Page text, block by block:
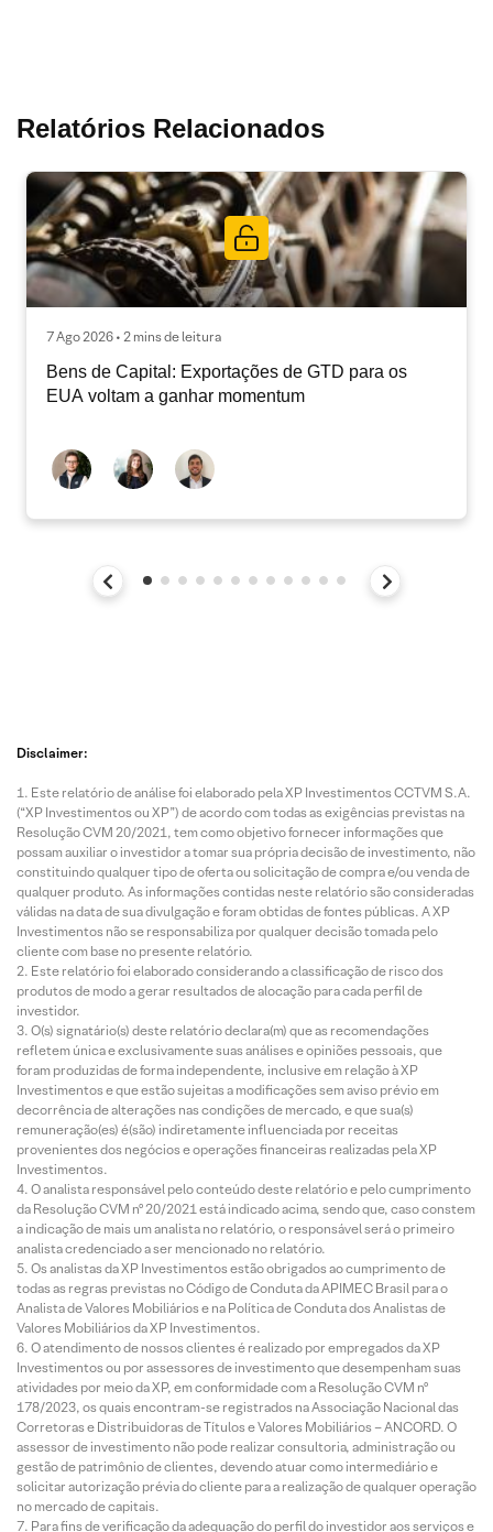
Relatórios Relacionados
7 Ago 2026 • 2 mins de leitura
Bens de Capital: Exportações de GTD para os
EUA voltam a ganhar momentum
Disclaimer:
Este relatório de análise foi elaborado pela XP Investimentos CCTVM S.A.
(“XP Investimentos ou XP”) de acordo com todas as exigências previstas na
Resolução CVM 20/2021, tem como objetivo fornecer informações que
possam auxiliar o investidor a tomar sua própria decisão de investimento, não
constituindo qualquer tipo de oferta ou solicitação de compra e/ou venda de
qualquer produto. As informações contidas neste relatório são consideradas
válidas na data de sua divulgação e foram obtidas de fontes públicas. A XP
Investimentos não se responsabiliza por qualquer decisão tomada pelo
cliente com base no presente relatório.
Este relatório foi elaborado considerando a classificação de risco dos
produtos de modo a gerar resultados de alocação para cada perfil de
investidor.
O(s) signatário(s) deste relatório declara(m) que as recomendações
refletem única e exclusivamente suas análises e opiniões pessoais, que
foram produzidas de forma independente, inclusive em relação à XP
Investimentos e que estão sujeitas a modificações sem aviso prévio em
decorrência de alterações nas condições de mercado, e que sua(s)
remuneração(es) é(são) indiretamente influenciada por receitas
provenientes dos negócios e operações financeiras realizadas pela XP
Investimentos.
O analista responsável pelo conteúdo deste relatório e pelo cumprimento
da Resolução CVM nº 20/2021 está indicado acima, sendo que, caso constem
a indicação de mais um analista no relatório, o responsável será o primeiro
analista credenciado a ser mencionado no relatório.
Os analistas da XP Investimentos estão obrigados ao cumprimento de
todas as regras previstas no Código de Conduta da APIMEC Brasil para o
Analista de Valores Mobiliários e na Política de Conduta dos Analistas de
Valores Mobiliários da XP Investimentos.
O atendimento de nossos clientes é realizado por empregados da XP
Investimentos ou por assessores de investimento que desempenham suas
atividades por meio da XP, em conformidade com a Resolução CVM nº
178/2023, os quais encontram-se registrados na Associação Nacional das
Corretoras e Distribuidoras de Títulos e Valores Mobiliários – ANCORD. O
assessor de investimento não pode realizar consultoria, administração ou
gestão de patrimônio de clientes, devendo atuar como intermediário e
solicitar autorização prévia do cliente para a realização de qualquer operação
no mercado de capitais.
Para fins de verificação da adequação do perfil do investidor aos serviços e